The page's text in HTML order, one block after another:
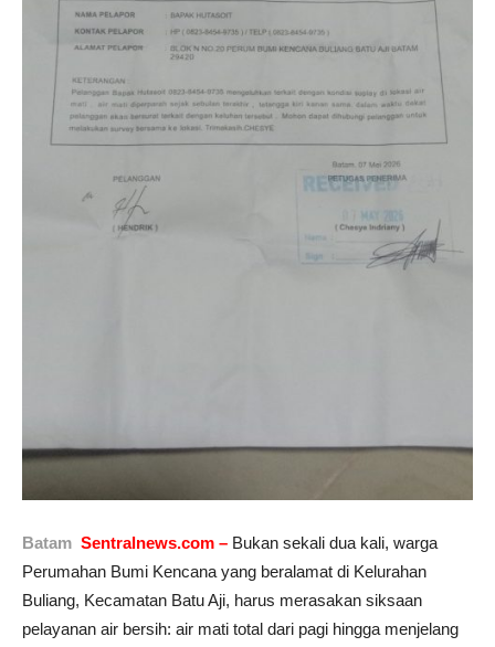
Batam Sentralnews.com – Bukan sekali dua kali, warga
Perumahan Bumi Kencana yang beralamat di Kelurahan
Buliang, Kecamatan Batu Aji, harus merasakan siksaan
pelayanan air bersih: air mati total dari pagi hingga menjelang